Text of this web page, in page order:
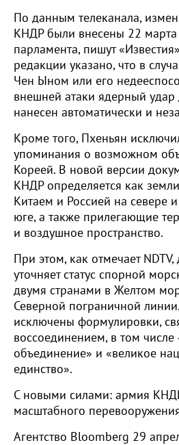
По данным телеканала,
КНДР были внесены 22 марта
парламента, пишут
редакции указано, что в
Чен Ыном или его
внешней атаки ядерный
нанесен автоматически и
Кроме того, Пхеньян
упоминания о возможном
Кореей. В новой версии
КНДР определяется как
Китаем и Россией на севере
юге, а также прилегающие
и воздушное пространство.
При этом, как отмечает
уточняет статус спорной
двумя странами в Желтом
Северной пограничной
исключены формулировки,
воссоединением, в том
объединение» и «великое
единство».
С новыми силами: армия
масштабного
Агентство Bloomberg 29